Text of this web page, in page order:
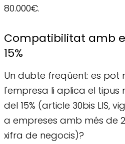
80.000€.
Compatibilitat amb
15%
Un dubte freqüent: es pot
l'empresa li aplica el
del 15% (article 30bis LIS,
a empreses amb més de
xifra de negocis)?